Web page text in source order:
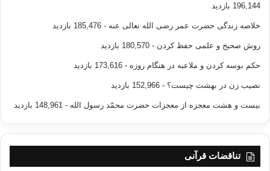
196,144 بازدید
خلاصه زندگی حضرت عمر رضی الله تعالی عنه - 185,476 بازدید
روش صحیح و علمی حفظ کردن - 180,570 بازدید
حکم بوسه کردن و ملاعبه در هنگام روزه - 173,616 بازدید
نصیب زن در بهشت چیست؟ - 152,966 بازدید
بیست و هشت معجزه از معجزات حضرت محمّد رسول الله - 148,961 بازدید
تناقضات قرآنی